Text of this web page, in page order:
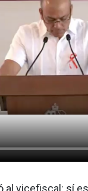
al vicefiscal: sí